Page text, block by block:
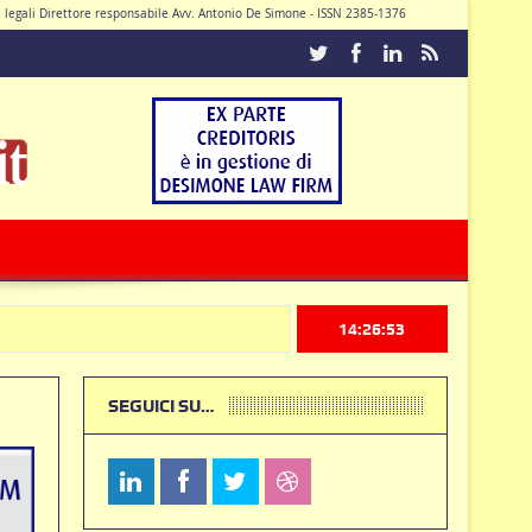
Direttore responsabile Avv. Antonio De Simone - ISSN 2385-1376
14:26:54
SEGUICI SU…